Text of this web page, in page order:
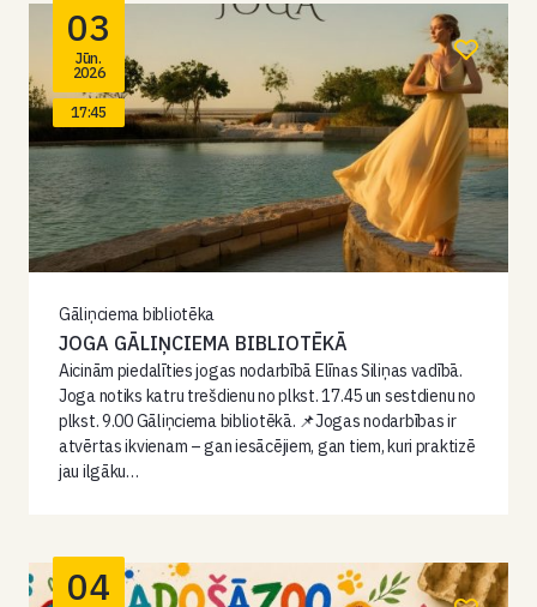
03
Jūn.
2026
17:45
Gāliņciema bibliotēka
JOGA GĀLIŅCIEMA BIBLIOTĒKĀ
Aicinām piedalīties jogas nodarbībā Elīnas Siliņas vadībā.
Joga notiks katru trešdienu no plkst. 17.45 un sestdienu no
plkst. 9.00 Gāliņciema bibliotēkā. 📌Jogas nodarbības ir
atvērtas ikvienam – gan iesācējiem, gan tiem, kuri praktizē
jau ilgāku…
04